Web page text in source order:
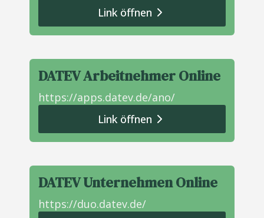
Link öffnen
DATEV Arbeitnehmer Online
https://apps.datev.de/ano/
Link öffnen
DATEV Unternehmen Online
https://duo.datev.de/